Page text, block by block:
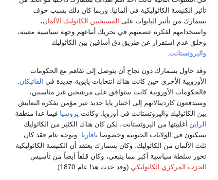
تأثير الكنيسة الكاثوليكية في ألمانيا. وربما كان ذلك بسبب خوف
بسمارك من تأثير الپاپوات على المسيحيين الكاثوليك الألمان،
واستخدامهم لفكرة عصمتهم في تحريك أتباعهم وجهة سياسية معينة،
وخلق عدم استقرار عن طريق دق أسافين بين الكاثوليك
والپروتستانت.
وقد حاول بسمارك دون نجاح أن يتوصل إلى تفاهم مع الحكومات
الأوروپية الأخرى حين كانت هناك انتخابات پاپوية جديدة في الڤاتيكان.
فالحكومات الأوروپية كانت ستوافق على مرشحين غير مناسبين،
وسيدفعون كاردينالاتهم إلى اختيار پاپا جديد غير مؤمن بفكرة التعايش
بين الكاثوليك والپروتستانت في أوروپا. وكانت پروسيا فيما عدا منطقة
الراين أغلبيتها من الپروتستانت، لكن كان هناك الكثير من الكاثوليك
يسكنون في الولايات الجنوبية وخصوصا باڤاريا. وبوجه عام فقد كان
ثلث الألمان من الكاثوليك. وكان بسمارك يعتقد أن الكنيسة الكاثوليكية
تحوز سلطة سياسية أكبر مما ينبغي، وكان قلقاً أيضاً من تأسيس
الحزب المركزي الكاثوليكي (وقد حدث هذا عام 1870).